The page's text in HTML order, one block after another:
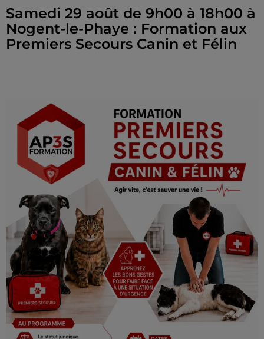
Samedi 29 août de 9h00 à 18h00 à
Nogent-le-Phaye : Formation aux
Premiers Secours Canin et Félin